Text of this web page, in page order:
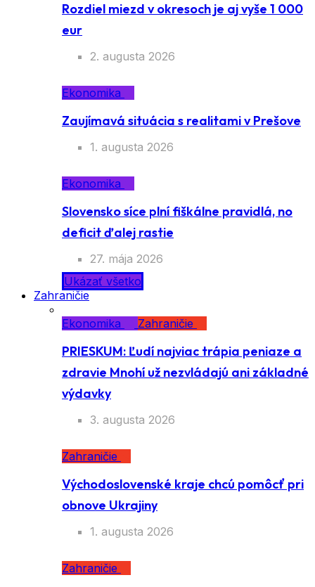
Rozdiel miezd v okresoch je aj vyše 1 000
eur
2. augusta 2026
Ekonomika
Zaujímavá situácia s realitami v Prešove
1. augusta 2026
Ekonomika
Slovensko síce plní fiškálne pravidlá, no
deficit ďalej rastie
27. mája 2026
Ukázať všetko
Zahraničie
Ekonomika
Zahraničie
PRIESKUM: Ľudí najviac trápia peniaze a
zdravie Mnohí už nezvládajú ani základné
výdavky
3. augusta 2026
Zahraničie
Východoslovenské kraje chcú pomôcť pri
obnove Ukrajiny
1. augusta 2026
Zahraničie